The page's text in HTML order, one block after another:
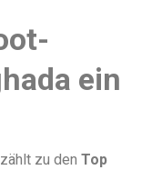
ein
zählt zu den Top